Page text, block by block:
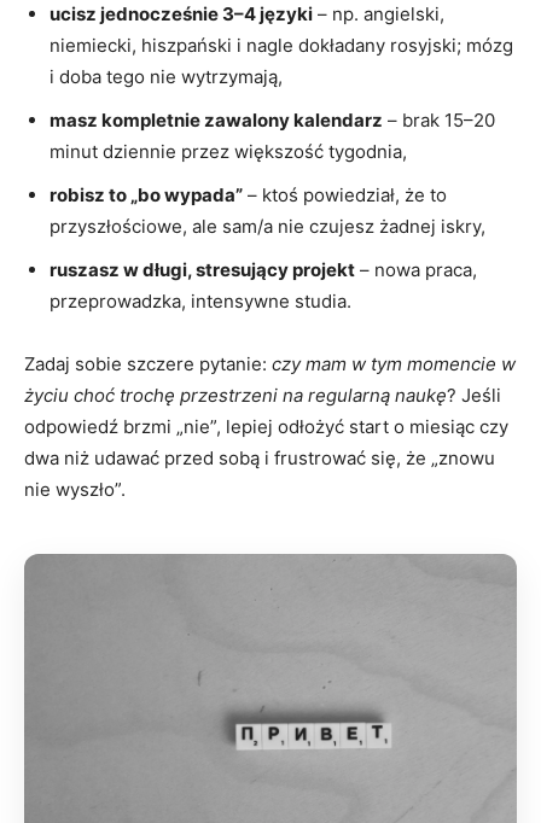
ucisz jednocześnie 3–4 języki – np. angielski,
niemiecki, hiszpański i nagle dokładany rosyjski; mózg
i doba tego nie wytrzymają,
masz kompletnie zawalony kalendarz – brak 15–20
minut dziennie przez większość tygodnia,
robisz to „bo wypada” – ktoś powiedział, że to
przyszłościowe, ale sam/a nie czujesz żadnej iskry,
ruszasz w długi, stresujący projekt – nowa praca,
przeprowadzka, intensywne studia.
Zadaj sobie szczere pytanie: czy mam w tym momencie w
życiu choć trochę przestrzeni na regularną naukę? Jeśli
odpowiedź brzmi „nie”, lepiej odłożyć start o miesiąc czy
dwa niż udawać przed sobą i frustrować się, że „znowu
nie wyszło”.